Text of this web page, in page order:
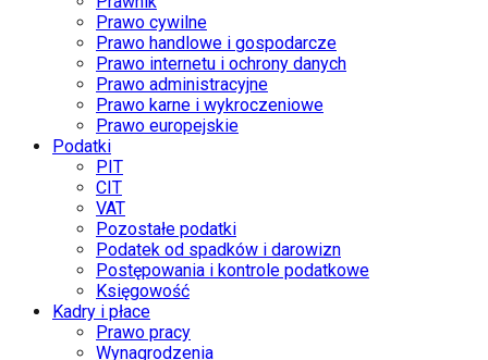
Prawo cywilne
Prawo handlowe i gospodarcze
Prawo internetu i ochrony danych
Prawo administracyjne
Prawo karne i wykroczeniowe
Prawo europejskie
Podatki
PIT
CIT
VAT
Pozostałe podatki
Podatek od spadków i darowizn
Postępowania i kontrole podatkowe
Księgowość
Kadry i płace
Prawo pracy
Wynagrodzenia